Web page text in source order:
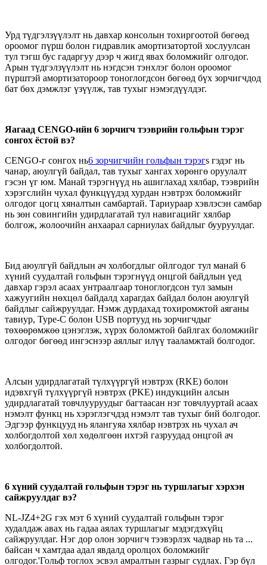
Урд түдгэлзүүлэлт нь давхар консолын тохиргоотой бөгөөд
ороомог пүрш болон гидравлик амортизатортой хослуулсан
тул тэгш бус гадаргуу дээр ч жигд явах боломжийг олгодог.
Арын түдгэлзүүлэлт нь нэгдсэн тэнхлэг болон ороомог
пүрштэй амортизатороор тоноглогдсон бөгөөд бүх зорчигчдод
бат бөх дэмжлэг үзүүлж, тав тухыг нэмэгдүүлдэг.
Яагаад CENGO-ийн 6 зорчигч тээврийн гольфын тэрэг
сонгох ёстой вэ?
CENGO-г сонгох нь6 зорчигчийн гольфын тэрэгs гэдэг нь
чанар, аюулгүй байдал, тав тухыг хангах хөрөнгө оруулалт
гэсэн үг юм. Манай тэрэгнүүд нь ашиглахад хялбар, тээврийн
хэрэгслийн чухал функцүүдэд хурдан нэвтрэх боломжийг
олгодог цогц хяналтын самбартай. Тариураар хэвлэсэн самбар
нь зөн совингийн удирдлагатай тул навигацийг хялбар
болгож, жолоочийн анхаарал сарниулах байдлыг бууруулдаг.
Бид аюулгүй байдлын ач холбогдлыг ойлгодог тул манай 6
хүний ​​суудалтай гольфын тэрэгнүүд онцгой байдлын үед
давхар гэрэл асаах унтраалгаар тоноглогдсон тул замын
хажуугийн нөхцөл байдалд харагдах байдал болон аюулгүй
байдлыг сайжруулдаг. Нэмж дурдахад тохиромжтой аяганы
тавиур, Type-C болон USB портууд нь зорчигчдыг
төхөөрөмжөө цэнэглэж, хүрэх боломжтой байлгах боломжийг
олгодог бөгөөд ингэснээр аяллыг илүү тааламжтай болгодог.
Алсын удирдлагатай түлхүүргүй нэвтрэх (RKE) болон
идэвхгүй түлхүүргүй нэвтрэх (PKE) индукцийн алсын
удирдлагатай товчлууруудыг багтаасан нэг товчлууртай асаах
нэмэлт функц нь хэрэглэгчдэд нэмэлт тав тухыг бий болгодог.
Эдгээр функцууд нь ялангуяа хялбар нэвтрэх нь чухал ач
холбогдолтой хөл хөдөлгөөн ихтэй газруудад онцгой ач
холбогдолтой.
6 хүний ​​суудалтай гольфын тэрэг нь туршлагыг хэрхэн
сайжруулдаг вэ?
NL-JZ4+2G гэх мэт 6 хүний ​​суудалтай гольфын тэрэг
худалдаж авах нь гадаа аялах туршлагыг мэдэгдэхүйц
сайжруулдаг. Нэг дор олон зорчигч тээвэрлэх чадвар нь та ...
байсан ч хамтдаа адал явдалд оролцох боломжийг
олгодог.'Гольф тоглох эсвэл амралтын газрыг судлах. Гэр бүл